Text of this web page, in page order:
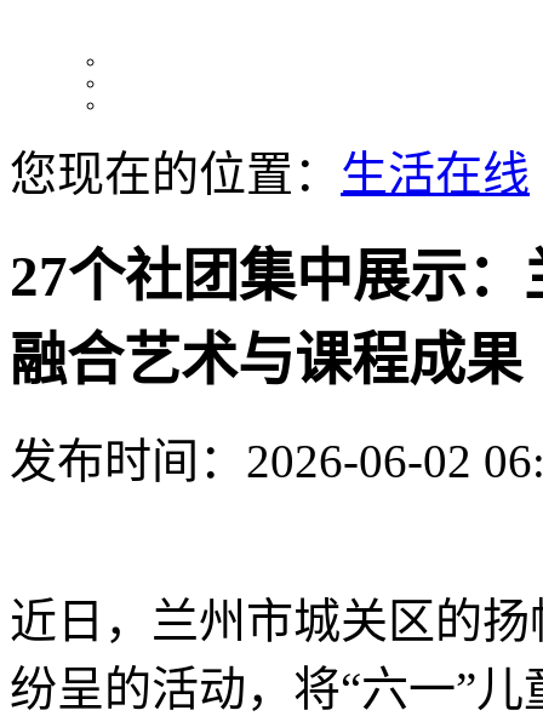
您现在的位置： 生活在线
27个社团集中展示
融合艺术与课程成果
发布时间：2026-06-02
近日，兰州市城关区的
纷呈的活动，将“六一”